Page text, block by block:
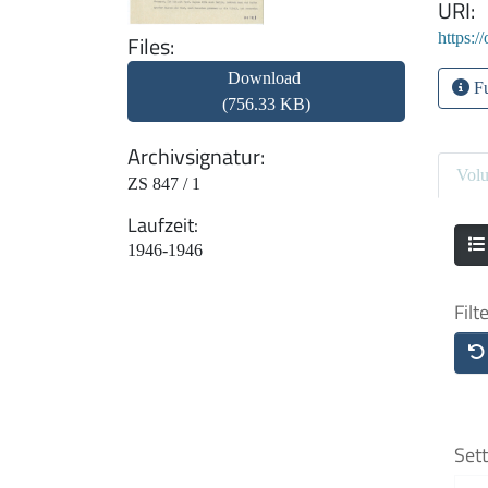
Files
Download
(756.33 KB)
Archivsignatur
ZS 847 / 1
Laufzeit
1946-1946
URI